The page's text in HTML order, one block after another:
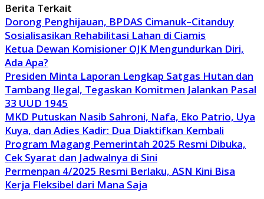
Berita Terkait
Dorong Penghijauan, BPDAS Cimanuk–Citanduy
Sosialisasikan Rehabilitasi Lahan di Ciamis
Ketua Dewan Komisioner OJK Mengundurkan Diri,
Ada Apa?
Presiden Minta Laporan Lengkap Satgas Hutan dan
Tambang Ilegal, Tegaskan Komitmen Jalankan Pasal
33 UUD 1945
MKD Putuskan Nasib Sahroni, Nafa, Eko Patrio, Uya
Kuya, dan Adies Kadir: Dua Diaktifkan Kembali
Program Magang Pemerintah 2025 Resmi Dibuka,
Cek Syarat dan Jadwalnya di Sini
Permenpan 4/2025 Resmi Berlaku, ASN Kini Bisa
Kerja Fleksibel dari Mana Saja